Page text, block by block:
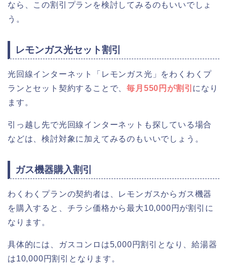
なら、この割引プランを検討してみるのもいいでしょ
う。
レモンガス光セット割引
光回線インターネット「レモンガス光」をわくわくプ
ランとセット契約することで、毎月550円が割引 になり
ます。
引っ越し先で光回線インターネットも探している場合
などは、検討対象に加えてみるのもいいでしょう。
ガス機器購入割引
わくわくプランの契約者は、レモンガスからガス機器
を購入すると、チラシ価格から最大10,000円が割引に
なります。
具体的には、ガスコンロは5,000円割引となり、給湯器
は10,000円割引となります。